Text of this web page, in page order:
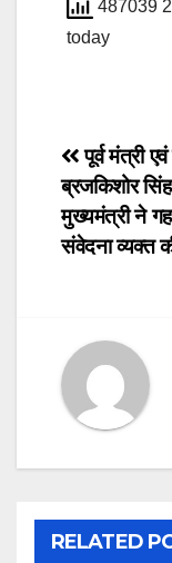
487039
today
Post
पूर्व मंत्री एवं
ब्रजकिशोर
मुख्यमंत्री ने
संवेदना व्यक्त
RELATED